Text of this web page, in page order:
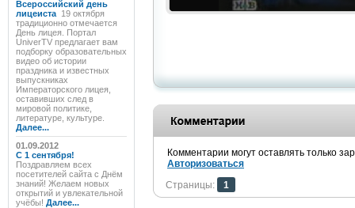
Всероссийский день
лицеиста 19 октября
традиционно отмечается
День лицея. Портал
UniverTV предлагает вам
подборку образовательных
видео об истории
праздника и известных
выпускниках
Императорского лицея,
оставивших след в
мировой политике,
литературе, культуре.
Далее...
01.09.2012
C 1 сентября!
Поздравляем всех
посетителей сайта с Днём
знаний! Желаем новых
открытий и увлекательной
учёбы! Далее...
Комментарии могут оставлять только
Авторизоваться
Страницы:
1